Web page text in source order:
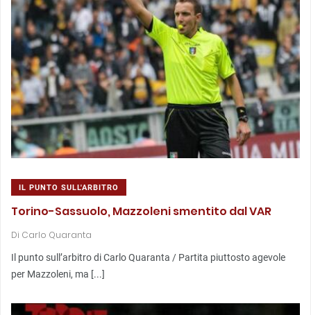
IL PUNTO SULL'ARBITRO
Torino-Sassuolo, Mazzoleni smentito dal VAR
Di Carlo Quaranta
Il punto sull’arbitro di Carlo Quaranta / Partita piuttosto agevole
per Mazzoleni, ma [...]